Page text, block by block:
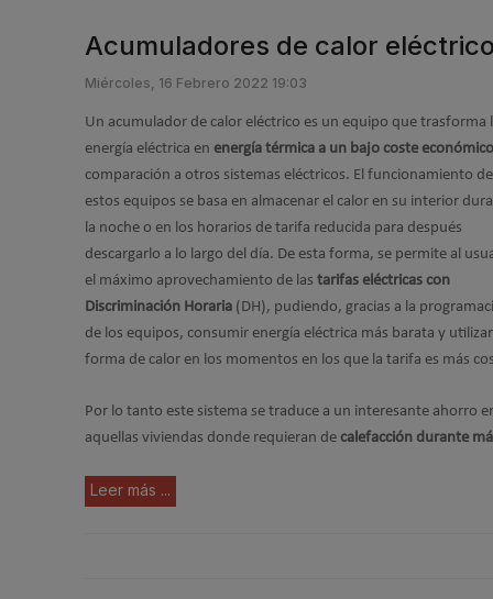
Acumuladores de calor
Miércoles, 16 Febrero 2022 19:03
Un acumulador de calor eléctrico es un equipo que trasforma
energía eléctrica en energía térmica a un bajo coste económico
comparación a otros sistemas eléctricos. El funcionamiento de
estos equipos se basa en almacenar el calor en su interior
la noche o en los horarios de tarifa reducida para después
descargarlo a lo largo del día. De esta forma, se permite al
el máximo aprovechamiento de las tarifas eléctricas con
Discriminación Horaria (DH), pudiendo, gracias a la
de los equipos, consumir energía eléctrica más barata y
forma de calor en los momentos en los que la tarifa es más
Por lo tanto este sistema se traduce a un interesante ahorro
aquellas viviendas donde requieran de calefacción durante
Leer más ...